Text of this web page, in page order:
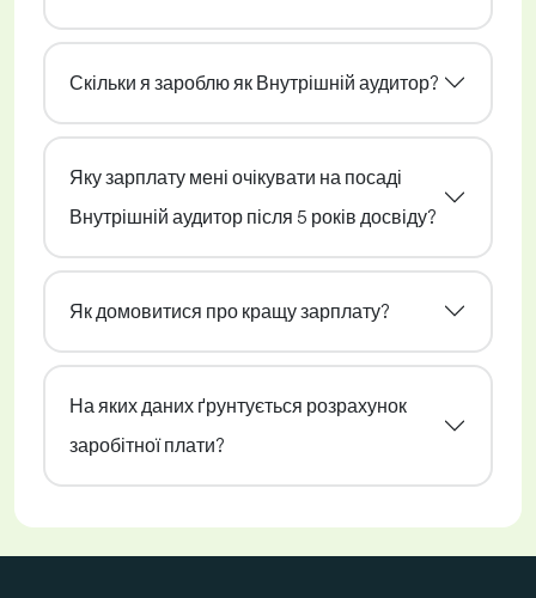
Скільки я зароблю як Внутрішній аудитор?
Яку зарплату мені очікувати на посаді
Внутрішній аудитор після 5 років досвіду?
Як домовитися про кращу зарплату?
На яких даних ґрунтується розрахунок
заробітної плати?